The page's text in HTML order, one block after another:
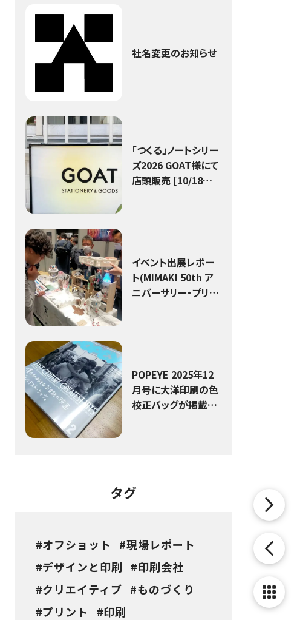
社名変更のお知らせ
「つくる」ノートシリー
ズ2026 GOAT様にて
店頭販売 [10/18～2
イベント出展レポー
ト(MIMAKI 50th ア
ニバーサリー・プリン
POPEYE 2025年12
月号に大洋印刷の色
校正バッグが掲載さ
タグ
オフショット
現場レポート
デザインと印刷
印刷会社
クリエイティブ
ものづくり
プリント
印刷